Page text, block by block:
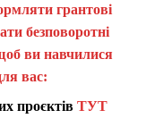
грантові
безповоротні
ви навчилися
вас:
проєктівТУТ